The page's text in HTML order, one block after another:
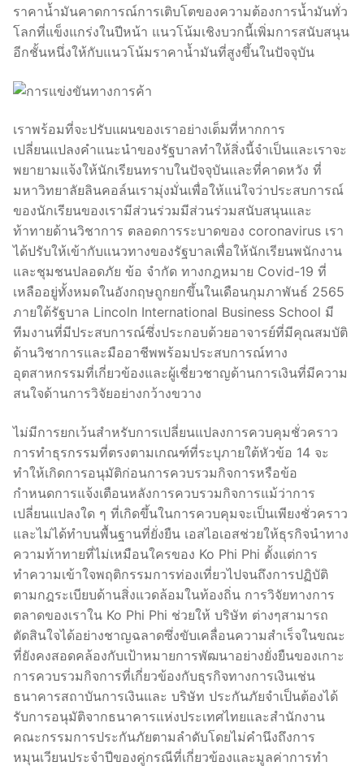
ราคาน้ำมันคาดการณ์การเติบโตของความต้องการน้ำมันทั่ว
โลกที่แข็งแกร่งในปีหน้า แนวโน้มเชิงบวกนี้เพิ่มการสนับสนุน
อีกชั้นหนึ่งให้กับแนวโน้มราคาน้ำมันที่สูงขึ้นในปัจจุบัน
เราพร้อมที่จะปรับแผนของเราอย่างเต็มที่หากการ
เปลี่ยนแปลงคำแนะนำของรัฐบาลทำให้สิ่งนี้จำเป็นและเราจะ
พยายามแจ้งให้นักเรียนทราบในปัจจุบันและที่คาดหวัง ที่
มหาวิทยาลัยลินคอล์นเรามุ่งมั่นเพื่อให้แน่ใจว่าประสบการณ์
ของนักเรียนของเรามีส่วนร่วมมีส่วนร่วมสนับสนุนและ
ท้าทายด้านวิชาการ ตลอดการระบาดของ coronavirus เรา
ได้ปรับให้เข้ากับแนวทางของรัฐบาลเพื่อให้นักเรียนพนักงาน
และชุมชนปลอดภัย ข้อ จำกัด ทางกฎหมาย Covid-19 ที่
เหลืออยู่ทั้งหมดในอังกฤษถูกยกขึ้นในเดือนกุมภาพันธ์ 2565
ภายใต้รัฐบาล Lincoln International Business School มี
ทีมงานที่มีประสบการณ์ซึ่งประกอบด้วยอาจารย์ที่มีคุณสมบัติ
ด้านวิชาการและมืออาชีพพร้อมประสบการณ์ทาง
อุตสาหกรรมที่เกี่ยวข้องและผู้เชี่ยวชาญด้านการเงินที่มีความ
สนใจด้านการวิจัยอย่างกว้างขวาง
ไม่มีการยกเว้นสำหรับการเปลี่ยนแปลงการควบคุมชั่วคราว
การทำธุรกรรมที่ตรงตามเกณฑ์ที่ระบุภายใต้หัวข้อ 14 จะ
ทำให้เกิดการอนุมัติก่อนการควบรวมกิจการหรือข้อ
กำหนดการแจ้งเตือนหลังการควบรวมกิจการแม้ว่าการ
เปลี่ยนแปลงใด ๆ ที่เกิดขึ้นในการควบคุมจะเป็นเพียงชั่วคราว
และไม่ได้ทำบนพื้นฐานที่ยั่งยืน เอสไอเอสช่วยให้ธุรกิจนำทาง
ความท้าทายที่ไม่เหมือนใครของ Ko Phi Phi ตั้งแต่การ
ทำความเข้าใจพฤติกรรมการท่องเที่ยวไปจนถึงการปฏิบัติ
ตามกฎระเบียบด้านสิ่งแวดล้อมในท้องถิ่น การวิจัยทางการ
ตลาดของเราใน Ko Phi Phi ช่วยให้ บริษัท ต่างๆสามารถ
ตัดสินใจได้อย่างชาญฉลาดซึ่งขับเคลื่อนความสำเร็จในขณะ
ที่ยังคงสอดคล้องกับเป้าหมายการพัฒนาอย่างยั่งยืนของเกาะ
การควบรวมกิจการที่เกี่ยวข้องกับธุรกิจทางการเงินเช่น
ธนาคารสถาบันการเงินและ บริษัท ประกันภัยจำเป็นต้องได้
รับการอนุมัติจากธนาคารแห่งประเทศไทยและสำนักงาน
คณะกรรมการประกันภัยตามลำดับโดยไม่คำนึงถึงการ
หมุนเวียนประจำปีของคู่กรณีที่เกี่ยวข้องและมูลค่าการทำ